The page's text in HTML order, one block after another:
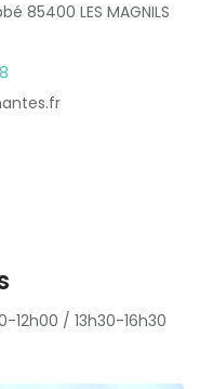
85400 LES MAGNILS
12h00 / 13h30-16h30